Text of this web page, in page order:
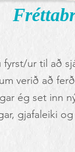
ur til að
verið að
ég set inn
gjafaleiki